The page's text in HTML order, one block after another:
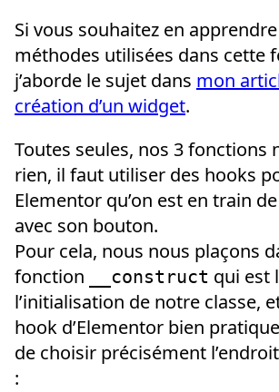
Si vous souhaitez en
méthodes utilisées dans cette
j’aborde le sujet dans mon
création d’un widget.
Toutes seules, nos 3 fonctions
rien, il faut utiliser des hooks
Elementor qu’on est en train
avec son bouton.
Pour cela, nous nous plaçons
fonction
__construct qui est
l’initialisation de notre classe,
hook d’Elementor bien
de choisir précisément
: